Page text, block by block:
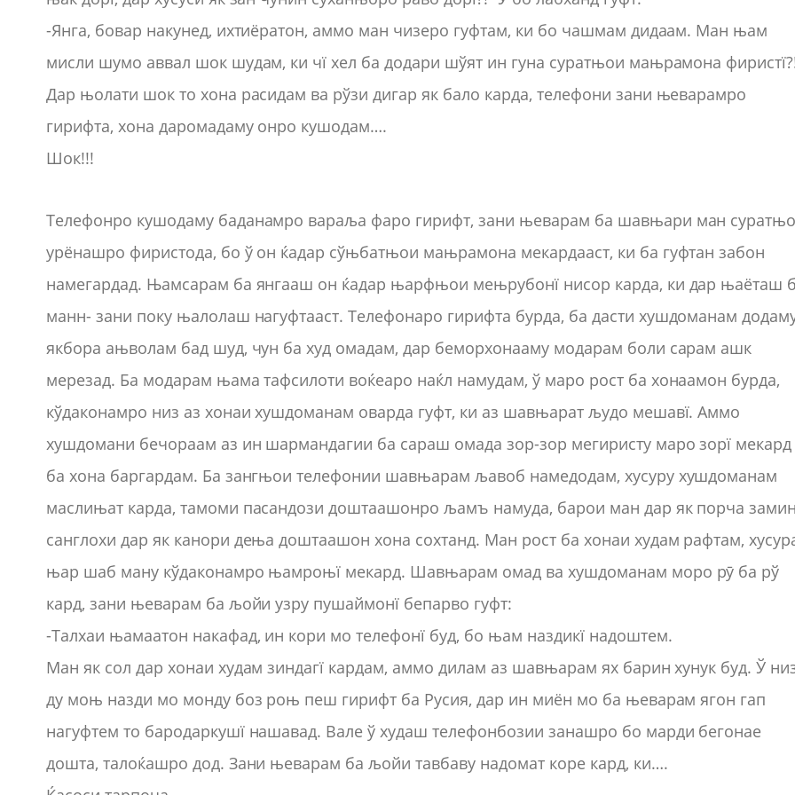
-Янга, бовар накунед, ихтиёратон, аммо ман чизеро гуфтам, ки бо чашмам дидаам. Ман њам
мисли шумо аввал шок шудам, ки чї хел ба додари шўят ин гуна суратњои мањрамона
Дар њолати шок то хона расидам ва рўзи дигар як бало карда, телефони зани њеварамро
гирифта, хона даромадаму онро кушодам….
Шок!!!
Телефонро кушодаму баданамро вараља фаро гирифт, зани њеварам ба шавњари ман
урёнашро фиристода, бо ў он ќадар сўњбатњои мањрамона мекардааст, ки ба гуфтан забон
намегардад. Њамсарам ба янгааш он ќадар њарфњои мењрубонї нисор карда, ки дар њаёташ
манн- зани поку њалолаш нагуфтааст. Телефонаро гирифта бурда, ба дасти хушдоманам
якбора ањволам бад шуд, чун ба худ омадам, дар беморхонааму модарам боли сарам ашк
мерезад. Ба модарам њама тафсилоти воќеаро наќл намудам, ў маро рост ба хонаамон бурда,
кўдаконамро низ аз хонаи хушдоманам оварда гуфт, ки аз шавњарат људо мешавї. Аммо
хушдомани бечораам аз ин шармандагии ба сараш омада зор-зор мегиристу маро зорї мекард
ба хона баргардам. Ба зангњои телефонии шавњарам љавоб намедодам, хусуру хушдоманам
маслињат карда, тамоми пасандози доштаашонро љамъ намуда, барои ман дар як порча
санглохи дар як канори дења доштаашон хона сохтанд. Ман рост ба хонаи худам рафтам,
њар шаб ману кўдаконамро њамроњї мекард. Шавњарам омад ва хушдоманам моро рӯ ба рў
кард, зани њеварам ба љойи узру пушаймонї бепарво гуфт:
-Талхаи њамаатон накафад, ин кори мо телефонї буд, бо њам наздикї надоштем.
Ман як сол дар хонаи худам зиндагї кардам, аммо дилам аз шавњарам ях барин хунук буд. Ў
ду моњ назди мо монду боз роњ пеш гирифт ба Русия, дар ин миён мо ба њеварам ягон гап
нагуфтем то бародаркушї нашавад. Вале ў худаш телефонбозии занашро бо марди бегонае
дошта, талоќашро дод. Зани њеварам ба љойи тавбаву надомат коре кард, ки….